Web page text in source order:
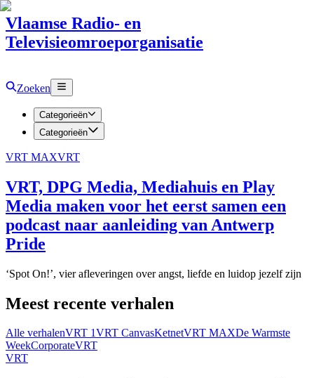
Vlaamse Radio- en
Televisieomroeporganisatie
Zoeken
Categorieën
Categorieën
VRT MAXVRT
VRT, DPG Media, Mediahuis en Play
Media maken voor het eerst samen een
podcast naar aanleiding van Antwerp
Pride
‘Spot On!’, vier afleveringen over angst, liefde en luidop jezelf zijn
Meest recente verhalen
Alle verhalenVRT 1VRT CanvasKetnetVRT MAXDe Warmste
WeekCorporateVRT
VRT